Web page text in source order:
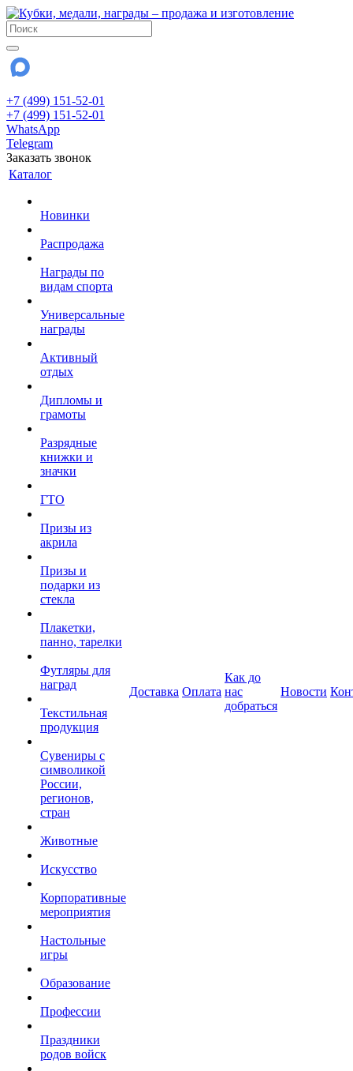
+7 (499) 151-52-01
+7 (499) 151-52-01
WhatsApp
Telegram
Заказать звонок
Каталог
Новинки
Распродажа
Награды по
видам спорта
Универсальные
награды
Активный
отдых
Дипломы и
грамоты
Разрядные
книжки и
значки
ГТО
Призы из
акрила
Призы и
подарки из
стекла
Плакетки,
панно, тарелки
Футляры для
наград
Текстильная
продукция
Сувениры с
символикой
России,
регионов,
стран
Животные
Искусство
Корпоративные
мероприятия
Настольные
игры
Образование
Профессии
Праздники
родов войск
Доставка Оплата
Как до
нас
добраться
Новости